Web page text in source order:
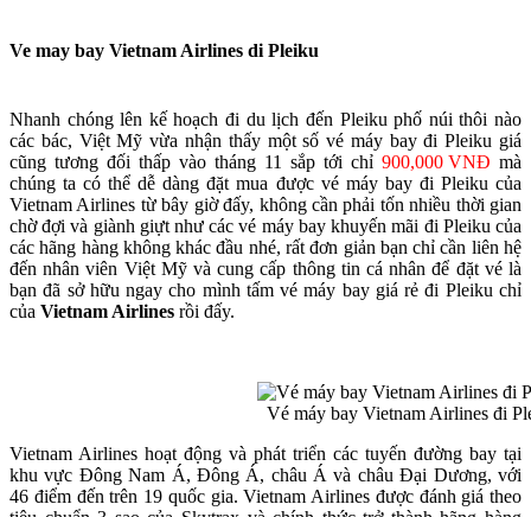
Ve may bay Vietnam Airlines di Pleiku
Nhanh chóng lên kế hoạch đi du lịch đến Pleiku phố núi thôi nào
các bác, Việt Mỹ vừa nhận thấy một số vé máy bay đi Pleiku giá
cũng tương đối thấp vào tháng 11 sắp tới chỉ 900,000 VNĐ mà
chúng ta có thể dễ dàng đặt mua được vé máy bay đi Pleiku của
Vietnam Airlines từ bây giờ đấy, không cần phải tốn nhiều thời gian
chờ đợi và giành giựt như các vé máy bay khuyến mãi đi Pleiku của
các hãng hàng không khác đầu nhé, rất đơn giản bạn chỉ cần liên hệ
đến nhân viên Việt Mỹ và cung cấp thông tin cá nhân để đặt vé là
bạn đã sở hữu ngay cho mình tấm vé máy bay giá rẻ đi Pleiku chỉ
của Vietnam Airlines rồi đấy.
Vé máy bay Vietnam Airlines đi
Vietnam Airlines hoạt động và phát triển các tuyến đường bay tại
khu vực Đông Nam Á, Đông Á, châu Á và châu Đại Dương, với
46 điểm đến trên 19 quốc gia. Vietnam Airlines được đánh giá theo